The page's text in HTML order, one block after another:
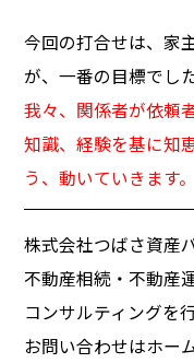
今回の打合せは、家
が、一番の目標でした
我々、関係者が依頼
知識、経験を基に知
う、動いていきます。
株式会社つばさ資産
不動産相続・不動産
コンサルティングを
お問い合わせはホー